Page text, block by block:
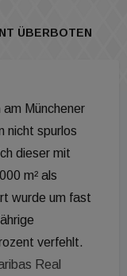
ÜBERBOTEN
Münchener
nicht spurlos
dieser mit
m² als
wurde um fast
verfehlt.
Real